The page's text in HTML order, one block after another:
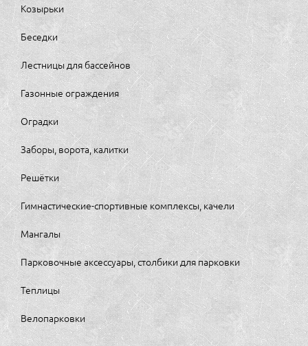
Козырьки
Беседки
Лестницы для бассейнов
Газонные ограждения
Оградки
Заборы, ворота, калитки
Решётки
Гимнастические-спортивные комплексы, качели
Мангалы
Парковочные аксессуары, столбики для парковки
Теплицы
Велопарковки